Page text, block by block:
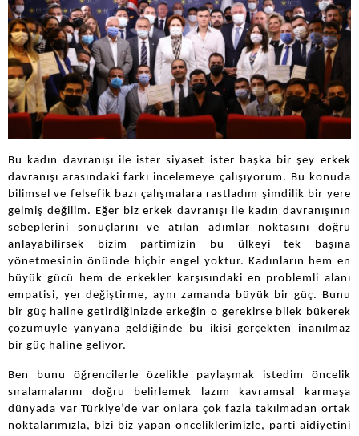
Bu kadın davranışı ile ister siyaset ister başka bir şey erkek
davranışı arasındaki farkı incelemeye çalışıyorum. Bu konuda
bilimsel ve felsefik bazı çalışmalara rastladım şimdilik bir yere
gelmiş değilim. Eğer biz erkek davranışı ile kadın davranışının
sebeplerini sonuçlarını ve atılan adımlar noktasını doğru
anlayabilirsek bizim partimizin bu ülkeyi tek başına
yönetmesinin önünde hiçbir engel yoktur. Kadınların hem en
büyük gücü hem de erkekler karşısındaki en problemli alanı
empatisi, yer değiştirme, aynı zamanda büyük bir güç. Bunu
bir güç haline getirdiğinizde erkeğin o gerekirse bilek bükerek
çözümüyle yanyana geldiğinde bu ikisi gerçekten inanılmaz
bir güç haline geliyor.
Ben bunu öğrencilerle özelikle paylaşmak istedim öncelik
sıralamalarını doğru belirlemek lazım kavramsal karmaşa
dünyada var Türkiye’de var onlara çok fazla takılmadan ortak
noktalarımızla, bizi biz yapan önceliklerimizle, parti aidiyetini